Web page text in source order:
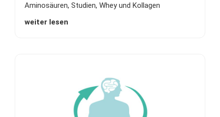
Aminosäuren,Studien,Whey und Kollagen
weiter lesen